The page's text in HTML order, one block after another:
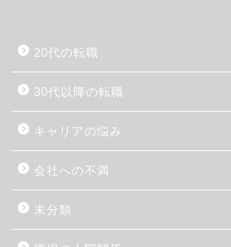
20代の転職
30代以降の転職
キャリアの悩み
会社への不満
未分類